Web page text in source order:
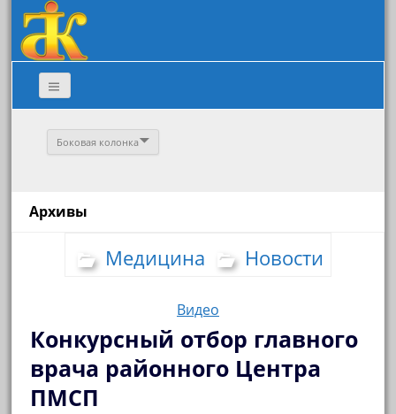
Боковая колонка
Архивы
Медицина Новости
Видео
Конкурсный отбор главного
врача районного Центра
ПМСП